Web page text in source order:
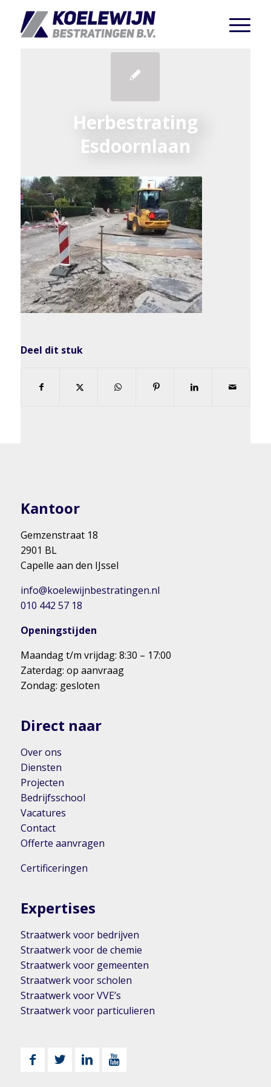
Herbestrating
Esdoornlaan
Deel dit stuk
Kantoor
Gemzenstraat 18
2901 BL
Capelle aan den IJssel
info@koelewijnbestratingen.nl
010 442 57 18
Openingstijden
Maandag t/m vrijdag: 8:30 – 17:00
Zaterdag: op aanvraag
Zondag: gesloten
Direct naar
Over ons
Diensten
Projecten
Bedrijfsschool
Vacatures
Contact
Offerte aanvragen
Certificeringen
Expertises
Straatwerk voor bedrijven
Straatwerk voor de chemie
Straatwerk voor gemeenten
Straatwerk voor scholen
Straatwerk voor VVE’s
Straatwerk voor particulieren